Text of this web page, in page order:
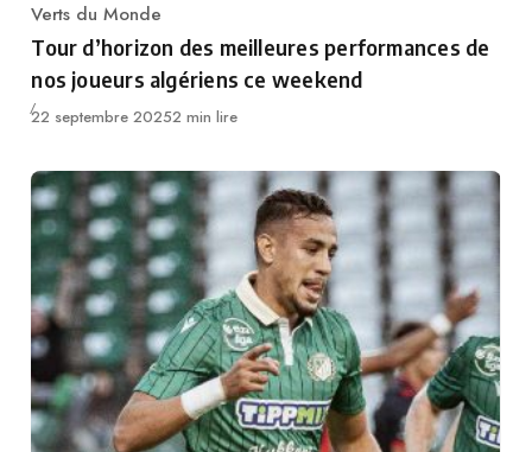
Category
Verts du Monde
Tour d’horizon des meilleures performances de
nos joueurs algériens ce weekend
Publié
22 septembre 20252 min lire